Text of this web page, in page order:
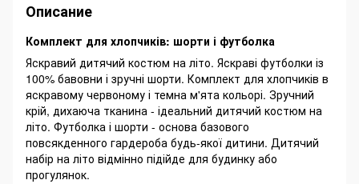
Описание
Комплект для хлопчиків: шорти і футболка
Яскравий дитячий костюм на літо. Яскраві футболки із
100% бавовни і зручні шорти. Комплект для хлопчиків в
яскравому червоному і темна м'ята кольорі. Зручний
крій, дихаюча тканина - ідеальний дитячий костюм на
літо. Футболка і шорти - основа базового
повсякденного гардероба будь-якої дитини. Дитячий
набір на літо відмінно підійде для будинку або
прогулянок.